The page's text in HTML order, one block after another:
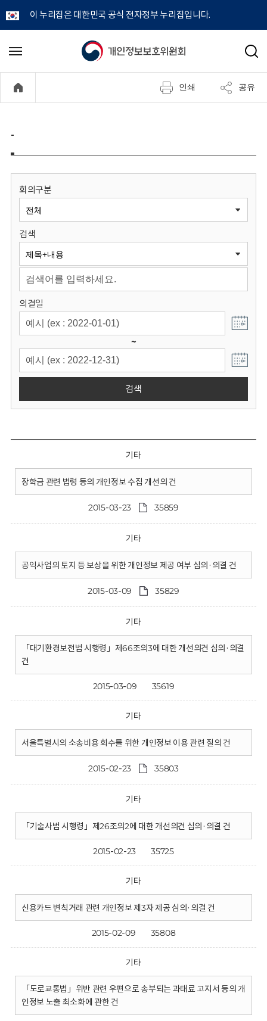
이 누리집은 대한민국 공식 전자정부 누리집입니다.
개
정
보
원
회
메
기
검
인쇄 공유
-
회의구분
검색
의결일
~
검색
기타
장학금 관련 법령 등의 개인정보 수집 개선의 건
2015-03-23 35859
기타
공익사업의 토지 등 보상을 위한 개인정보 제공 여부 심의·의결 건
2015-03-09 35829
기타
「대기환경보전법 시행령」제66조의3에 대한 개선의견 심의·의결
건
2015-03-09 35619
기타
서울특별시의 소송비용 회수를 위한 개인정보 이용 관련 질의 건
2015-02-23 35803
기타
「기술사법 시행령」제26조의2에 대한 개선의견 심의·의결 건
2015-02-23 35725
기타
신용카드 변칙거래 관련 개인정보 제3자 제공 심의·의결 건
2015-02-09 35808
기타
「도로교통법」위반 관련 우편으로 송부되는 과태료 고지서 등의 개
인정보 노출 최소화에 관한 건